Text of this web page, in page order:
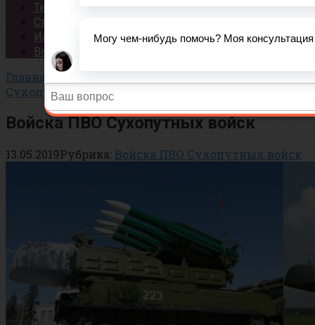
Тесты
Статьи
История
Важно!
Главная
Сухопутных войск
Войска ПВО Сухопутных войск
13.05.2019Рубрика: Войска ПВО Сухопутных войск